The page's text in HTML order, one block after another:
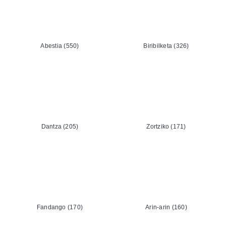
Abestia (550) Biribilketa (326)
Dantza (205) Zortziko (171)
Fandango (170) Arin-arin (160)